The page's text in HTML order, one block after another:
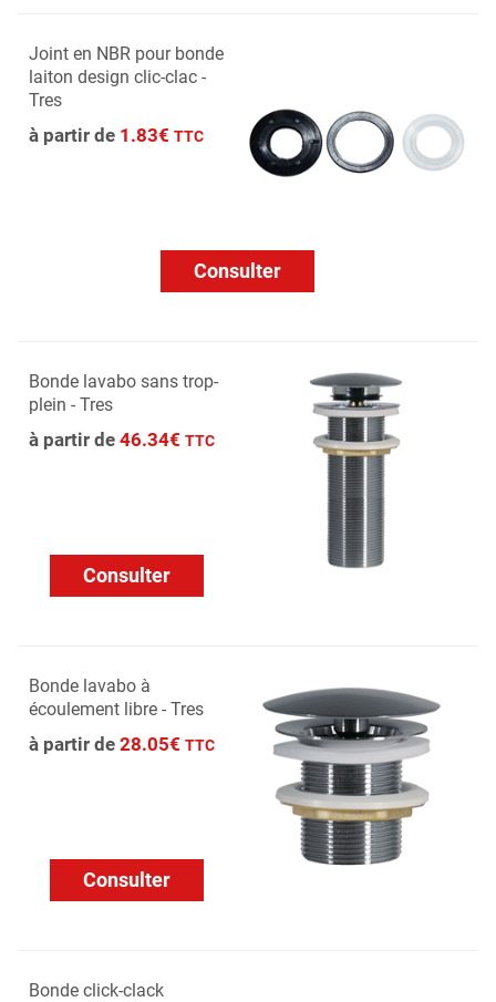
Joint en NBR pour bonde
laiton design clic-clac -
Tres
à partir de 1.83€ TTC
Consulter
Bonde lavabo sans trop-
plein - Tres
à partir de 46.34€ TTC
Consulter
Bonde lavabo à
écoulement libre - Tres
à partir de 28.05€ TTC
Consulter
Bonde click-clack